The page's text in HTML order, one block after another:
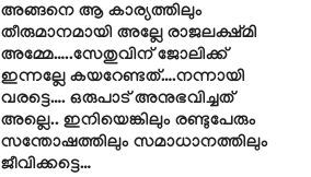
അങ്ങനെ ആ കാര്യത്തിലും
തീരുമാനമായി അല്ലേ രാജലക്ഷ്മി
അമ്മേ…..സേതുവിന് ജോലിക്ക്
ഇന്നല്ലേ കയറേണ്ടത്….നന്നായി
വരട്ടെ…. ഒരുപാട് അനുഭവിച്ചത്
അല്ലെ.. ഇനിയെങ്കിലും രണ്ടുപേരും
സന്തോഷത്തിലും സമാധാനത്തിലും
ജീവിക്കട്ടെ…